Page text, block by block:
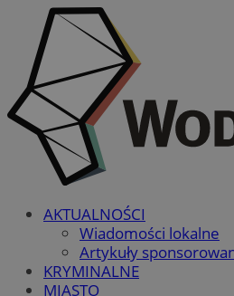
AKTUALNOŚCI
Wiadomości lokalne
Artykuły
KRYMINALNE
MIASTO